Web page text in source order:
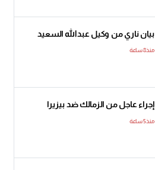
بيان ناري من وكيل عبدالله السعيد
منذ8 ساعة
إجراء عاجل من الزمالك ضد بيزيرا
منذ5 ساعة